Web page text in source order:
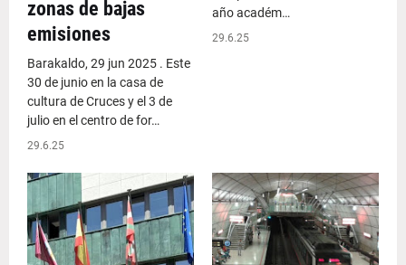
zonas de bajas
emisiones
Barakaldo, 29 jun 2025 . Este
30 de junio en la casa de
cultura de Cruces y el 3 de
julio en el centro de for…
29.6.25
año académ…
29.6.25